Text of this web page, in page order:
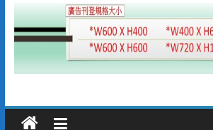
4輛高規格救護車
電動擔架床